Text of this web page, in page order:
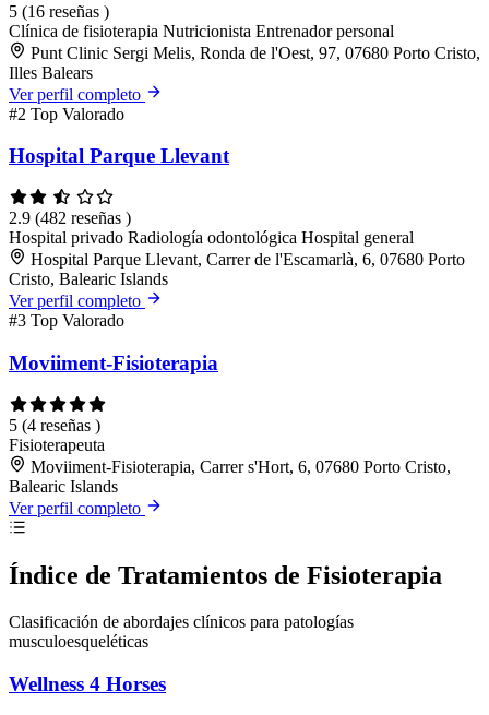
5 (16 reseñas )
Clínica de fisioterapia Nutricionista Entrenador personal
Punt Clinic Sergi Melis, Ronda de l'Oest, 97, 07680 Porto Cristo,
Illes Balears
Ver perfil completo
#2 Top Valorado
Hospital Parque Llevant
2.9 (482 reseñas )
Hospital privado Radiología odontológica Hospital general
Hospital Parque Llevant, Carrer de l'Escamarlà, 6, 07680 Porto
Cristo, Balearic Islands
Ver perfil completo
#3 Top Valorado
Moviiment-Fisioterapia
5 (4 reseñas )
Fisioterapeuta
Moviiment-Fisioterapia, Carrer s'Hort, 6, 07680 Porto Cristo,
Balearic Islands
Ver perfil completo
Índice de Tratamientos de Fisioterapia
Clasificación de abordajes clínicos para patologías
musculoesqueléticas
Wellness 4 Horses